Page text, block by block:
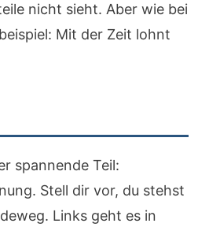
nicht sieht. Aber wie bei
Mit der Zeit lohnt
spannende Teil:
Stell dir vor, du stehst
Links geht es in